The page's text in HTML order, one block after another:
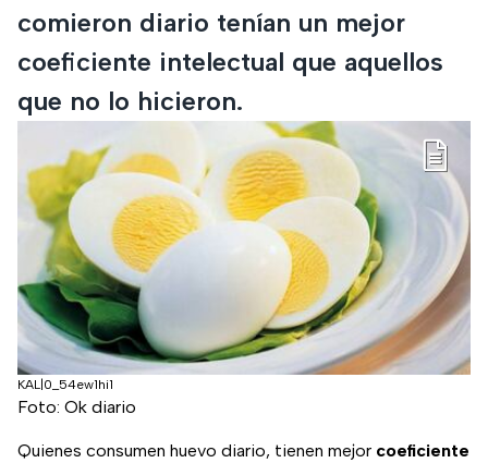
comieron diario tenían un mejor
coeficiente intelectual que aquellos
que no lo hicieron.
KAL|0_54ew1hi1
Foto: Ok diario
Quienes consumen huevo diario, tienen mejor coeficiente